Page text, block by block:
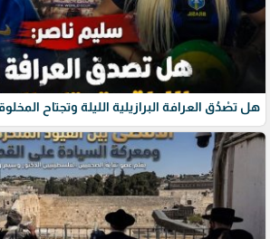
هل تصْدُق العرافة البرازيلية الليلة وتجتاح